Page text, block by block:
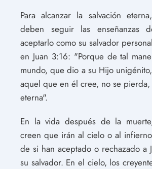
Para alcanzar la salvación
deben seguir las enseñanzas
aceptarlo como su salvador
en Juan 3:16: "Porque de tal
mundo, que dio a su Hijo
aquel que en él cree, no se pierda,
eterna".
En la vida después de la
creen que irán al cielo o al
de si han aceptado o rechazado a
su salvador. En el cielo, los